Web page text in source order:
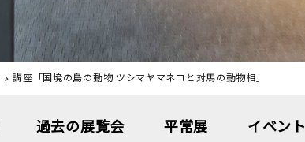
講座「国境の島の動物 ツシマヤマネコと対馬の動物相」
過去の展覧会 平常展 イベント